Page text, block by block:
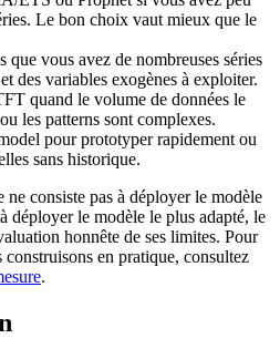
Le bon choix vaut mieux que le
que vous avez de nombreuses séries
des variables exogènes à exploiter.
quand le volume de données le
les patterns sont complexes.
pour prototyper rapidement ou
sans historique.
consiste pas à déployer le modèle
déployer le modèle le plus adapté, le
honnête de ses limites. Pour
en pratique, consultez
.